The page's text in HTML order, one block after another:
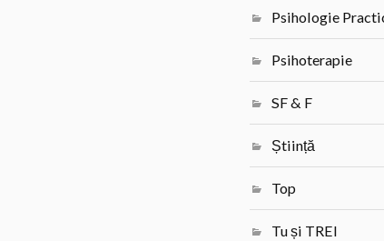
Psihologie
Psihoterapie
SF & F
Știință
Top
Tu și TREI